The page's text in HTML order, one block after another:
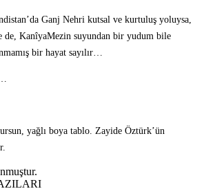
Ganj Nehri kutsal ve kurtuluş yoluysa,
de, KanîyaMezin suyundan bir yudum bile
bir hayat sayılır…
yağlı boya tablo. Zayide Öztürk’ün